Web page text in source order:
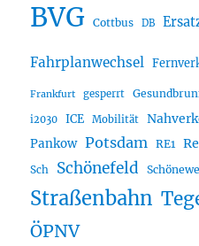
BVG Cottbus DB
Fahrplanwechsel
Frankfurt gesperrt
i2030 ICE Mobilität
Pankow Potsdam RE1
Sch Schönefeld
Straßenbahn
ÖPNV